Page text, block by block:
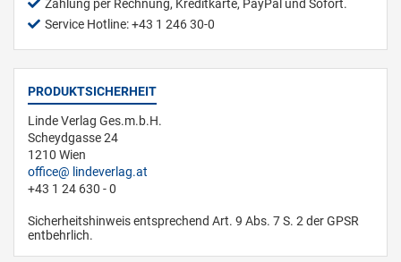
Zahlung per Rechnung, Kreditkarte, PayPal und Sofort.
Service Hotline: +43 1 246 30-0
PRODUKTSICHERHEIT
Linde Verlag Ges.m.b.H.
Scheydgasse 24
1210 Wien
office
lindeverlag.at
+43 1 24 630 - 0
Sicherheitshinweis entsprechend Art. 9 Abs. 7 S. 2 der GPSR
entbehrlich.